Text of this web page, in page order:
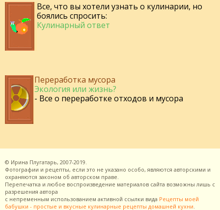
Все, что вы хотели узнать о кулинарии, но
боялись спросить:
Кулинарный ответ
Переработка мусора
Экология или жизнь?
- Все о переработке отходов и мусора
© Ирина Плугатарь, 2007-2019.
Фотографии и рецепты, если это не указано особо, являются авторскими и
охраняются законом об авторском праве.
Перепечатка и любое воспроизведение материалов сайта возможны лишь с
разрешения автора
с непременным использованием активной ссылки вида Рецепты моей
бабушки - простые и вкусные кулинарные рецепты домашней кухни